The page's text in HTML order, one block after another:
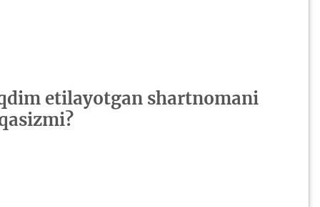
etilayotgan shartnomani